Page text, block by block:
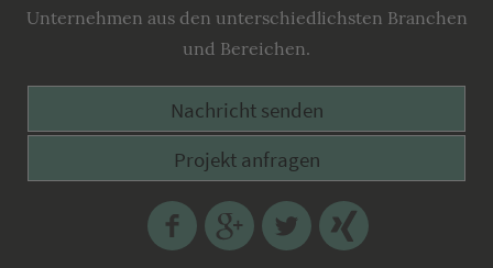
Unternehmen aus den unterschiedlichsten Branchen
und Bereichen.
Nachricht senden
Projekt anfragen
FacebookGoogle
Plus
Twitter Xing